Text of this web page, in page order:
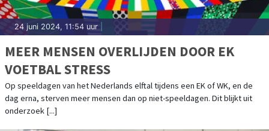
24 juni 2024, 11:54 uur
MEER MENSEN OVERLIJDEN DOOR EK
VOETBAL STRESS
Op speeldagen van het Nederlands elftal tijdens een EK of WK, en de
dag erna, sterven meer mensen dan op niet-speeldagen. Dit blijkt uit
onderzoek [...]